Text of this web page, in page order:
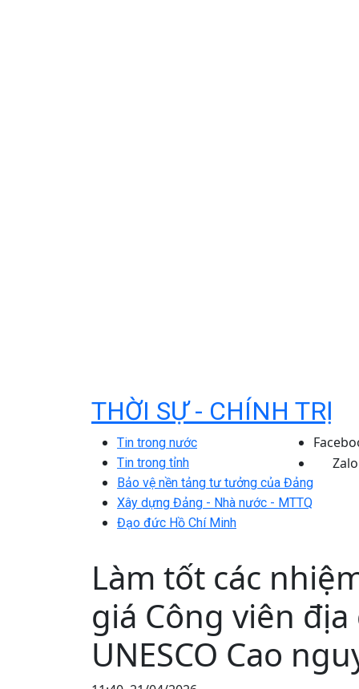
THỜI SỰ - CHÍNH TRỊ
Tin trong nước
Tin trong tỉnh
Bảo vệ nền tảng tư tưởng của Đảng
Xây dựng Đảng - Nhà nước - MTTQ
Đạo đức Hồ Chí Minh
Zalo
Làm tốt các
giá Công viên
UNESCO Cao